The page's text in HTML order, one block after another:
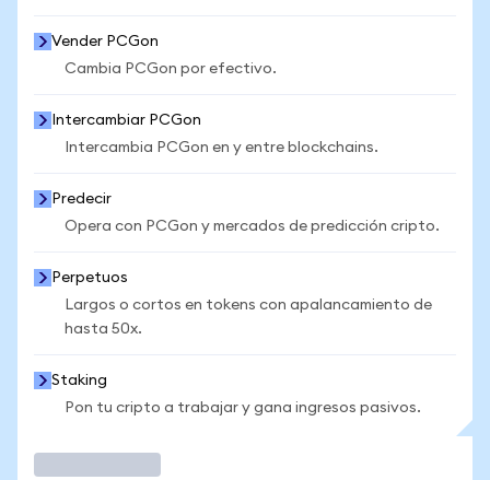
Vender PCGon
Cambia PCGon por efectivo.
Intercambiar PCGon
Intercambia PCGon en y entre blockchains.
Predecir
Opera con PCGon y mercados de predicción cripto.
Perpetuos
Largos o cortos en tokens con apalancamiento de
hasta 50x.
Staking
Pon tu cripto a trabajar y gana ingresos pasivos.